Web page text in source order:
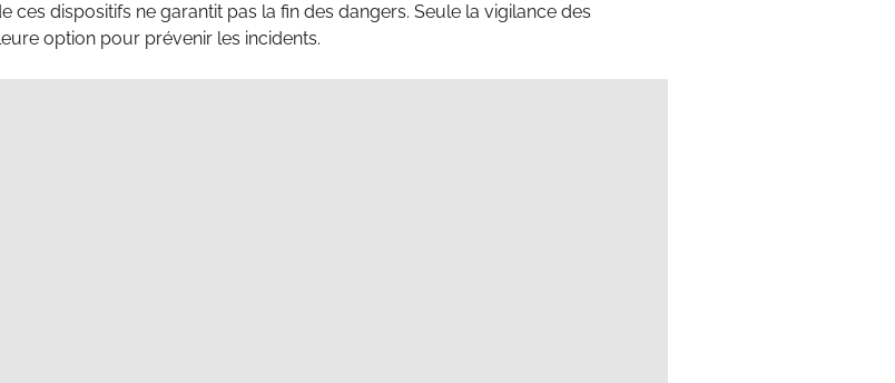
ces dispositifs ne garantit pas la fin des dangers. Seule la vigilance des
option pour prévenir les incidents.